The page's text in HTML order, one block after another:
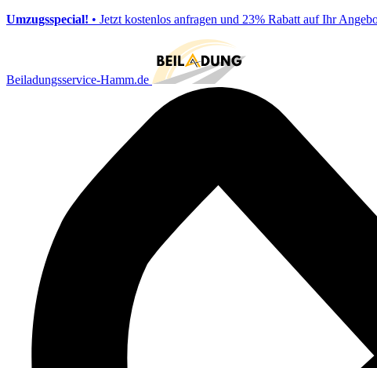
Umzugsspecial! • Jetzt kostenlos anfragen und 23% Rabatt auf Ihr
Beiladungsservice-Hamm.de